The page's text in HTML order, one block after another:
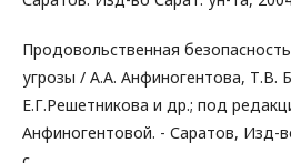
Продовольственная
угрозы / А.А. Анфиногентова, Т.В.
Е.Г.Решетникова и др.; под
Анфиногентовой. - Саратов, Изд-